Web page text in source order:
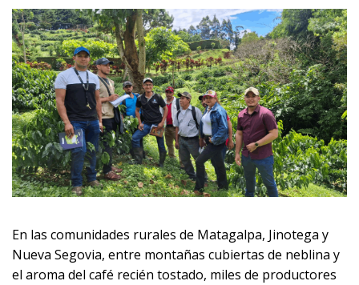
En las comunidades rurales de Matagalpa, Jinotega y
Nueva Segovia, entre montañas cubiertas de neblina y
el aroma del café recién tostado, miles de productores